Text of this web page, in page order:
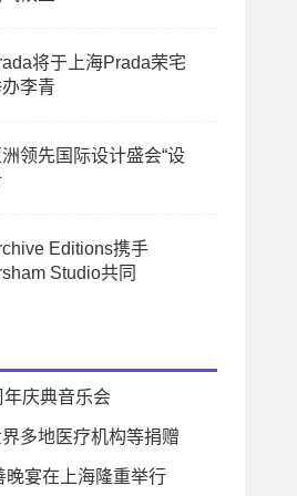
将于上海Prada荣宅
李青
领先国际设计盛会“设
Editions携手
Studio共同
庆典音乐会
多地医疗机构等捐赠
晚宴在上海隆重举行